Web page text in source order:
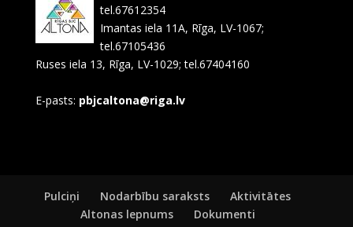
tel.67612354
Imantas iela 11A, Rīga, LV-1067;
tel.67105436
Ruses iela 13, Rīga, LV-1029; tel.67404160
E-pasts: pbjcaltona@riga.lv
Pulciņi Nodarbību saraksts
Aktivitātes
Altonas lepnums
Dokumenti